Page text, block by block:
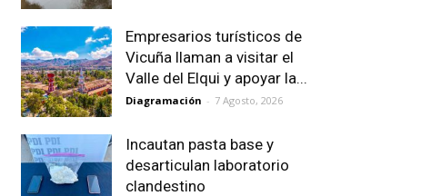
Empresarios turísticos de
Vicuña llaman a visitar el
Valle del Elqui y apoyar la...
Diagramación - 7 Agosto, 2026
Incautan pasta base y
desarticulan laboratorio
clandestino